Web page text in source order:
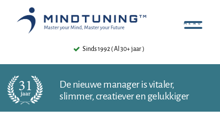
Sinds 1992 ( Al 30+ jaar )
De nieuwe manager is vitaler,
slimmer, creatiever en gelukkiger